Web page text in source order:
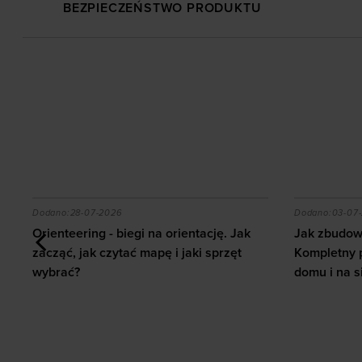
BEZPIECZEŃSTWO PRODUKTU
z ab wheel i jakie efekty daje trening?
Orienteering - biegi na orientację. Jak zacząć, jak
Dodano:28-07-2026
Orienteering - biegi na orientację. Jak
zacząć, jak czytać mapę i jaki sprzęt
wybrać?
Jak
Dodano: 03-
Jak
Kompletny
domu i na